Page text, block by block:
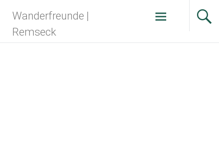
Inhalt
springen
Wanderfreunde |
Remseck